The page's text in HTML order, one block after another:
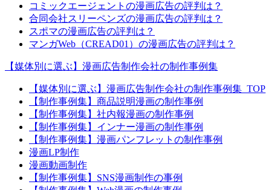
コミックエージェントの漫画広告の評判は？
合同会社スリーペンズの漫画広告の評判は？
スポマの漫画広告の評判は？
マンガWeb（CREAD01）の漫画広告の評判は？
【媒体別に選ぶ】漫画広告制作会社の制作事例集
【媒体別に選ぶ】漫画広告制作会社の制作事例集_TOP
【制作事例集】商品説明漫画の制作事例
【制作事例集】社内報漫画の制作事例
【制作事例集】インナー漫画の制作事例
【制作事例集】漫画パンフレットの制作事例
漫画LP制作
漫画動画制作
【制作事例集】SNS漫画制作の事例